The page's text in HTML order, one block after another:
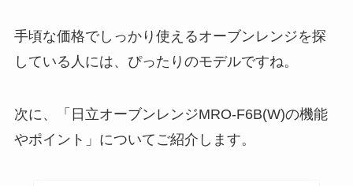
手頃な価格でしっかり使えるオーブンレンジを探
している人には、ぴったりのモデルですね。
次に、「日立オーブンレンジMRO-F6B(W)の機能
やポイント」についてご紹介します。